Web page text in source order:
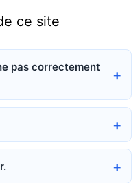
ce site
pas correctement